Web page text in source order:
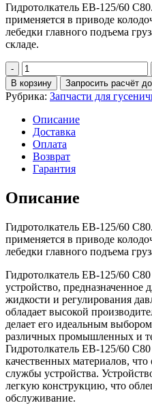
Гидротолкатель ЕВ-125/60
применяется в приводе
лебедки главного подъема
складе.
Количество
Гидротолкатель
ЕВ-125/60
С80
В корзину Запросить расчёт
Рубрика: Запчасти для
Описание
Доставка
Оплата
Возврат
Гарантия
Описание
Гидротолкатель ЕВ-125/60
применяется в приводе
лебедки главного подъема
Гидротолкатель ЕВ-125/60
устройство, предназначенное
жидкости и регулирования
обладает высокой
делает его идеальным
различных промышленных и
Гидротолкатель ЕВ-125/60
качественных материалов,
службы устройства.
легкую конструкцию, что
обслуживание.